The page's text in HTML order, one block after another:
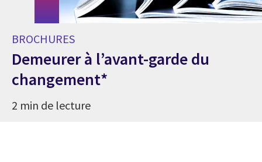
BROCHURES
Demeurer à l’avant-garde du
changement*
2 min de lecture